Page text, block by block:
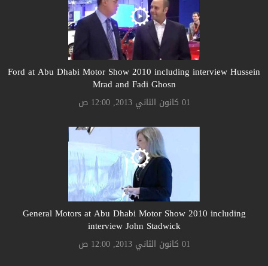
Ford at Abu Dhabi Motor Show 2010 including interview Hussein
Mrad and Fadi Ghosn
01 كانون الثاني 2013, 12:00 ص
General Motors at Abu Dhabi Motor Show 2010 including
interview John Stadwick
01 كانون الثاني 2013, 12:00 ص